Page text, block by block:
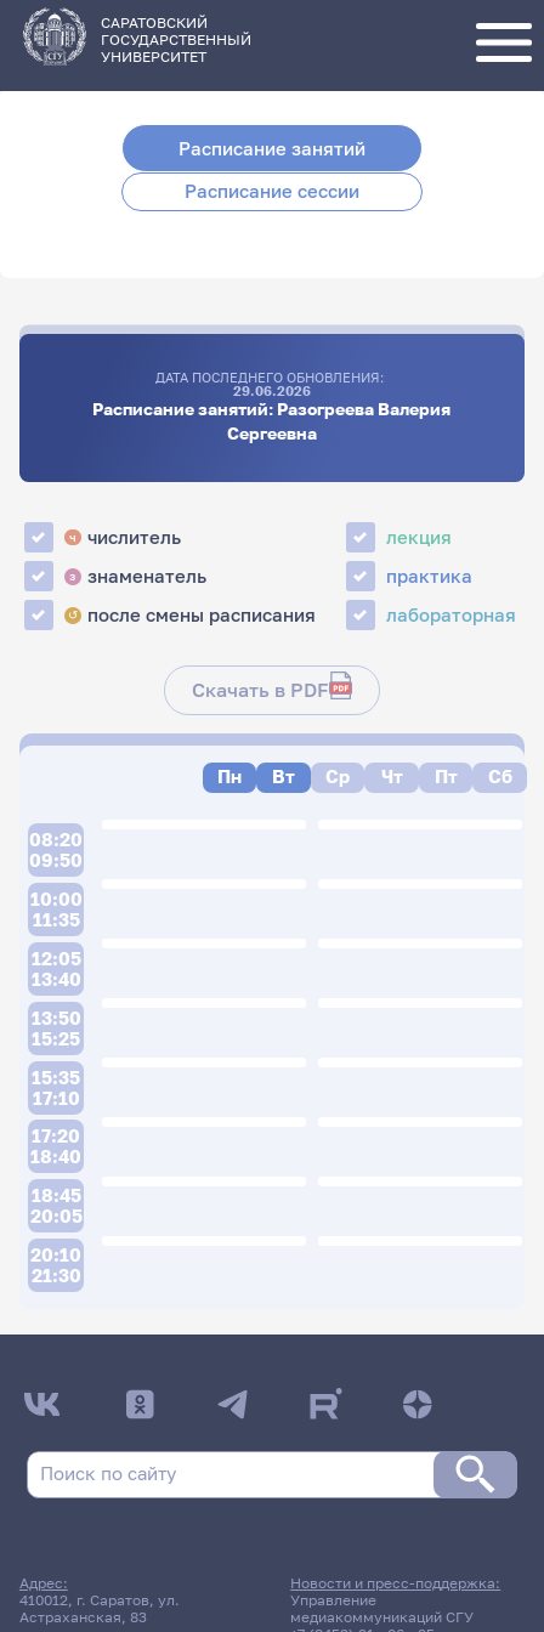
основному
содержанию
САРАТОВСКИЙ
ГОСУДАРСТВЕННЫЙ
УНИВЕРСИТЕТ
Расписание занятий
Расписание сессии
ДАТА ПОСЛЕДНЕГО ОБНОВЛЕНИЯ:
29.06.2026
Расписание занятий: Разогреева Валерия
Сергеевна
ч числитель
з знаменатель
↺ после смены расписания
лекция
практика
лабораторная
Скачать в PDF
Пн Вт Ср Чт Пт Сб
08:20
09:50
10:00
11:35
12:05
13:40
13:50
15:25
15:35
17:10
17:20
18:40
18:45
20:05
20:10
21:30
ДАТА ПОСЛЕДНЕГО ОБНОВЛЕНИЯ:
29.06.2026
Сергеевна
4 июня 2026 г. 12:05
Адрес:
410012, г. Саратов, ул.
Астраханская, 83
Новости и пресс-поддержка:
Управление
медиакоммуникаций СГУ